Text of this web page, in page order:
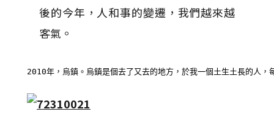
後的今年，人和事的變遷，我們越來越
客氣。
2010年，烏鎮。烏鎮是個去了又去的地方，於我一個土生土長的人